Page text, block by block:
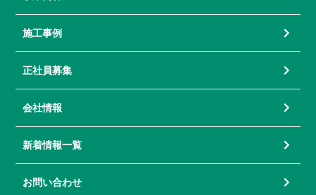
施工事例
正社員募集
会社情報
新着情報一覧
お問い合わせ